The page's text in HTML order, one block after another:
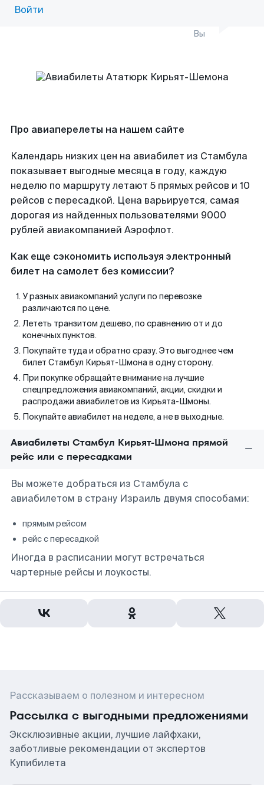
Войти
Вы
Про авиаперелеты на нашем сайте
Календарь низких цен на авиабилет из Стамбула
показывает выгодные месяца в году, каждую
неделю по маршруту летают 5 прямых рейсов и 10
рейсов с пересадкой. Цена варьируется, самая
дорогая из найденных пользователями 9000
рублей авиакомпанией Аэрофлот.
Как еще сэкономить используя электронный
билет на самолет без комиссии?
У разных авиакомпаний услуги по перевозке
различаются по цене.
Лететь транзитом дешево, по сравнению от и до
конечных пунктов.
Покупайте туда и обратно сразу. Это выгоднее чем
билет Стамбул Кирьят-Шмона в одну сторону.
При покупке обращайте внимание на лучшие
спецпредложения авиакомпаний, акции, скидки и
распродажи авиабилетов из Кирьята-Шмоны.
Покупайте авиабилет на неделе, а не в выходные.
Авиабилеты Стамбул Кирьят-Шмона прямой
рейс или с пересадками
Вы можете добраться из Стамбула с
авиабилетом в страну Израиль двумя способами:
прямым рейсом
рейс с пересадкой
Иногда в расписании могут встречаться
чартерные рейсы и лоукосты.
Рассказываем о полезном и интересном
Рассылка с выгодными предложениями
Эксклюзивные акции, лучшие лайфхаки,
заботливые рекомендации от экспертов
Купибилета